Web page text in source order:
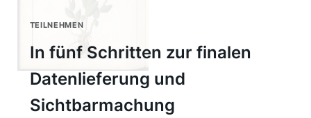
TEILNEHMEN
In fünf Schritten zur finalen
Datenlieferung und
Sichtbarmachung